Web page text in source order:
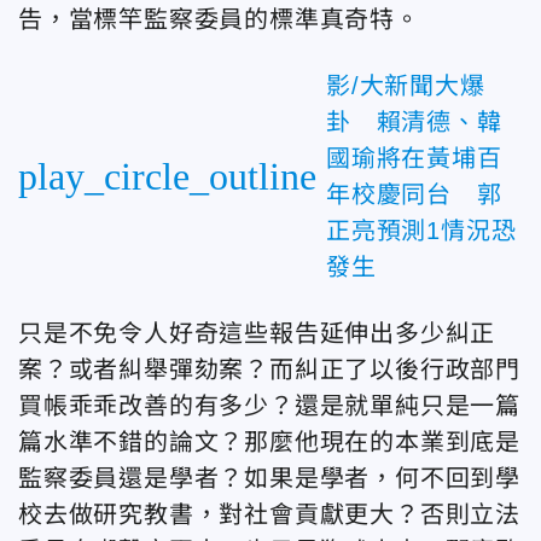
告，當標竿監察委員的標準真奇特。
play_circle_outline
影/大新聞大爆
卦 賴清德、韓
國瑜將在黃埔百
年校慶同台 郭
正亮預測1情況恐
發生
只是不免令人好奇這些報告延伸出多少糾正
案？或者糾舉彈劾案？而糾正了以後行政部門
買帳乖乖改善的有多少？還是就單純只是一篇
篇水準不錯的論文？那麼他現在的本業到底是
監察委員還是學者？如果是學者，何不回到學
校去做研究教書，對社會貢獻更大？否則立法